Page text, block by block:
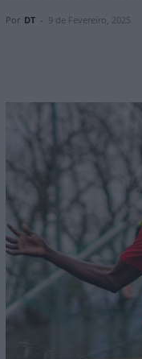
Por DT - 9 de Fevereiro, 2025